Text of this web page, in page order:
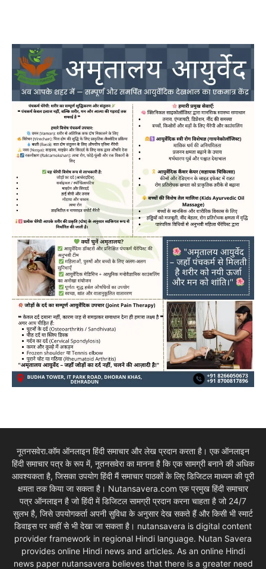
नूतनसवेरा.कॉम ऑनलाइन हिंदी समाचार और लेख प्रदान करता है। एक ऑनलाइन
हिंदी समाचार पत्र के रूप में, नूतनसवेरा का मानना है कि एक सामग्री बनाने की अधिक
आवश्यकता है, जिसका उपयोग हिंदी मैं समाचार पाठकों के लिए डिजिटल माध्यम की पूरी
क्षमता तक किया जा सकता है। Nutansavera.com एक प्रमुख हिंदी समाचार
पत्र ऑनलाइन है जो हिंदी में डिजिटल सामग्री प्रदान करना चाहता है जो 24/7
सुलभ है, जिसे उपयोगकर्ता अपनी सुविधा के अनुसार देख सकते हैं और किसी भी स्मार्ट
डिवाइस पर कहीं से भी देखा जा सकता है। nutansavera is digital content
provider framework in regional Hindi language. Nutan Savera
provides online Hindi news and articles. As an online Hindi
news paper nutansavera believes that there is a greater need